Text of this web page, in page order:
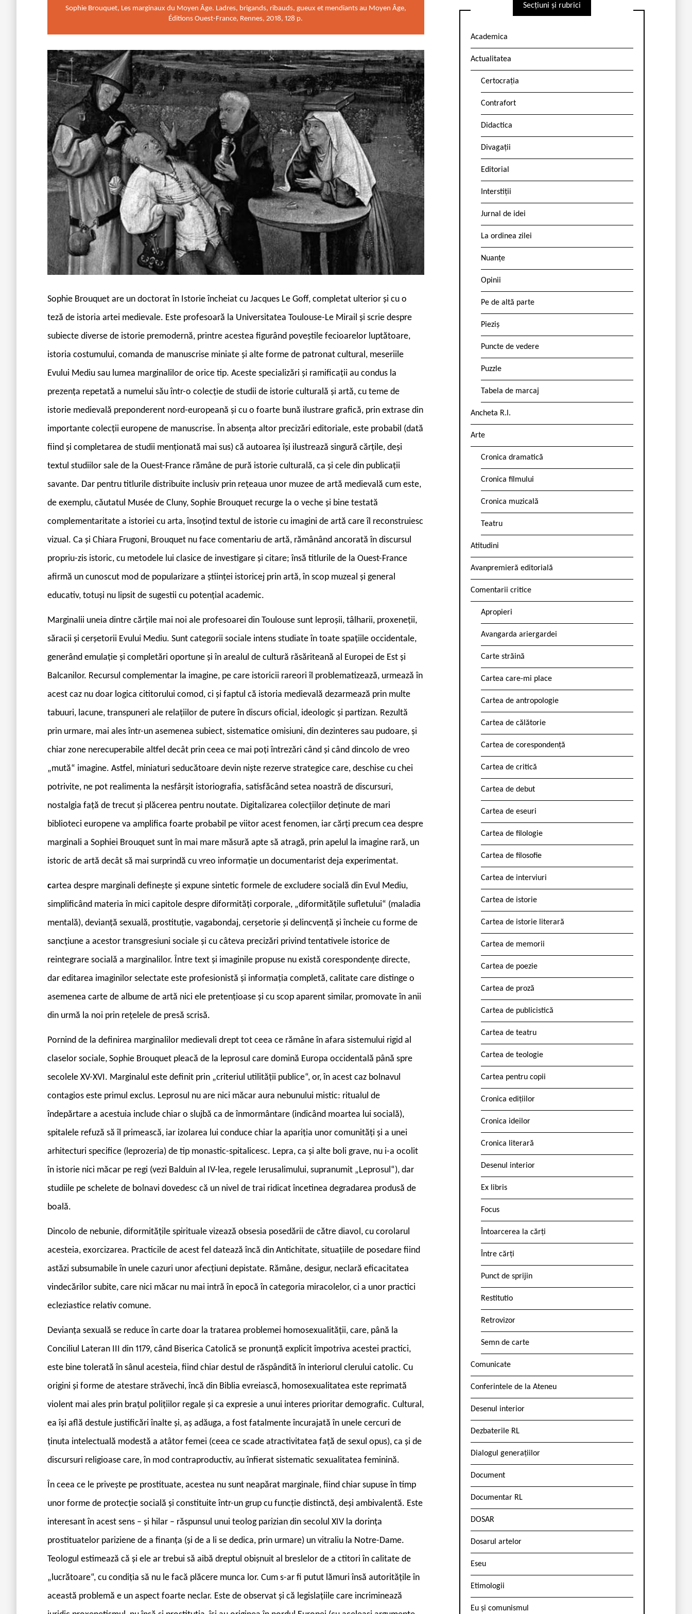
Sophie Brouquet, Les marginaux du Moyen Âge. Ladres, brigands, ribauds, gueux et mendiants au Moyen Âge,
Éditions Ouest-France, Rennes, 2018, 128 p.
Sophie Brouquet are un doctorat în Istorie încheiat cu Jacques Le Goff, completat ulterior și cu o
teză de istoria artei medievale. Este profesoară la Universitatea Toulouse-Le Mirail și scrie despre
subiecte diverse de istorie premodernă, printre acestea figurând poveștile fecioarelor luptătoare,
istoria costumului, comanda de manuscrise miniate și alte forme de patronat cultural, meseriile
Evului Mediu sau lumea marginalilor de orice tip. Aceste specializări și ramificații au condus la
prezența repetată a numelui său într-o colecție de studii de istorie culturală și artă, cu teme de
istorie medievală preponderent nord-europeană și cu o foarte bună ilustrare grafică, prin extrase din
importante colecții europene de manuscrise. În absența altor precizări editoriale, este probabil (dată
fiind și completarea de studii menționată mai sus) că autoarea își ilustrează singură cărțile, deși
textul studiilor sale de la Ouest-France rămâne de pură istorie culturală, ca și cele din publicații
savante. Dar pentru titlurile distribuite inclusiv prin rețeaua unor muzee de artă medievală cum este,
de exemplu, căutatul Musée de Cluny, Sophie Brouquet recurge la o veche și bine testată
complementaritate a istoriei cu arta, însoțind textul de istorie cu imagini de artă care îl reconstruiesc
vizual. Ca și Chiara Frugoni, Brouquet nu face comentariu de artă, rămânând ancorată în discursul
propriu-zis istoric, cu metodele lui clasice de investigare și citare; însă titlurile de la Ouest-France
afirmă un cunoscut mod de popularizare a științei istoricej prin artă, în scop muzeal și general
educativ, totuși nu lipsit de sugestii cu potențial academic.
Marginalii uneia dintre cărțile mai noi ale profesoarei din Toulouse sunt leproșii, tâlharii, proxeneții,
săracii și cerșetorii Evului Mediu. Sunt categorii sociale intens studiate în toate spațiile occidentale,
generând emulație și completări oportune și în arealul de cultură răsăriteană al Europei de Est și
Balcanilor. Recursul complementar la imagine, pe care istoricii rareori îl problematizează, urmează în
acest caz nu doar logica cititorului comod, ci și faptul că istoria medievală dezarmează prin multe
tabuuri, lacune, transpuneri ale relațiilor de putere în discurs oficial, ideologic și partizan. Rezultă
prin urmare, mai ales într-un asemenea subiect, sistematice omisiuni, din dezinteres sau pudoare, și
chiar zone nerecuperabile altfel decât prin ceea ce mai poți întrezări când și când dincolo de vreo
„mută“ imagine. Astfel, miniaturi seducătoare devin niște rezerve strategice care, deschise cu chei
potrivite, ne pot realimenta la nesfârșit istoriografia, satisfăcând setea noastră de discursuri,
nostalgia față de trecut și plăcerea pentru noutate. Digitalizarea colecțiilor deținute de mari
biblioteci europene va amplifica foarte probabil pe viitor acest fenomen, iar cărți precum cea despre
marginali a Sophiei Brouquet sunt în mai mare măsură apte să atragă, prin apelul la imagine rară, un
istoric de artă decât să mai surprindă cu vreo informație un documentarist deja experimentat.
cartea despre marginali definește și expune sintetic formele de excludere socială din Evul Mediu,
simplificând materia în mici capitole despre diformități corporale, „diformitățile sufletului“ (maladia
mentală), devianță sexuală, prostituție, vagabondaj, cerșetorie și delincvență și încheie cu forme de
sancțiune a acestor transgresiuni sociale și cu câteva precizări privind tentativele istorice de
reintegrare socială a marginalilor. Între text și imaginile propuse nu există corespondențe directe,
dar editarea imaginilor selectate este profesionistă și informația completă, calitate care distinge o
asemenea carte de albume de artă nici ele pretențioase și cu scop aparent similar, promovate în anii
din urmă la noi prin rețelele de presă scrisă.
Pornind de la definirea marginalilor medievali drept tot ceea ce rămâne în afara sistemului rigid al
claselor sociale, Sophie Brouquet pleacă de la leprosul care domină Europa occidentală până spre
secolele XV-XVI. Marginalul este definit prin „criteriul utilității publice“, or, în acest caz bolnavul
contagios este primul exclus. Leprosul nu are nici măcar aura nebunului mistic: ritualul de
îndepărtare a acestuia include chiar o slujbă ca de înmormântare (indicând moartea lui socială),
spitalele refuză să îl primească, iar izolarea lui conduce chiar la apariția unor comunități și a unei
arhitecturi specifice (leprozeria) de tip monastic-spitalicesc. Lepra, ca și alte boli grave, nu i-a ocolit
în istorie nici măcar pe regi (vezi Balduin al IV-lea, regele Ierusalimului, supranumit „Leprosul“), dar
studiile pe schelete de bolnavi dovedesc că un nivel de trai ridicat încetinea degradarea produsă de
boală.
Dincolo de nebunie, diformitățile spirituale vizează obsesia posedării de către diavol, cu corolarul
acesteia, exorcizarea. Practicile de acest fel datează încă din Antichitate, situațiile de posedare fiind
astăzi subsumabile în unele cazuri unor afecțiuni depistate. Rămâne, desigur, neclară eficacitatea
vindecărilor subite, care nici măcar nu mai intră în epocă în categoria miracolelor, ci a unor practici
ecleziastice relativ comune.
Devianța sexuală se reduce în carte doar la tratarea problemei homosexualității, care, până la
Conciliul Lateran III din 1179, când Biserica Catolică se pronunță explicit împotriva acestei practici,
este bine tolerată în sânul acesteia, fiind chiar destul de răspândită în interiorul clerului catolic. Cu
origini și forme de atestare străvechi, încă din Biblia evreiască, homosexualitatea este reprimată
violent mai ales prin brațul polițiilor regale și ca expresie a unui interes prioritar demografic. Cultural,
ea își află destule justificări înalte și, aș adăuga, a fost fatalmente încurajată în unele cercuri de
ținuta intelectuală modestă a atâtor femei (ceea ce scade atractivitatea față de sexul opus), ca și de
discursuri religioase care, în mod contraproductiv, au înfierat sistematic sexualitatea feminină.
În ceea ce le privește pe prostituate, acestea nu sunt neapărat marginale, fiind chiar supuse în timp
unor forme de protecție socială și constituite într-un grup cu funcție distinctă, deși ambivalentă. Este
interesant în acest sens – și hilar – răspunsul unui teolog parizian din secolul XIV la dorința
prostituatelor pariziene de a finanța (și de a li se dedica, prin urmare) un vitraliu la Notre-Dame.
Teologul estimează că și ele ar trebui să aibă dreptul obișnuit al breslelor de a ctitori în calitate de
„lucrătoare“, cu condiția să nu le facă plăcere munca lor. Cum s-ar fi putut lămuri însă autoritățile în
această problemă e un aspect foarte neclar. Este de observat și că legislațiile care incriminează
Secțiuni și rubrici
Academica
Actualitatea
Certocrația
Contrafort
Didactica
Divagații
Editorial
Interstiții
Jurnal de idei
La ordinea zilei
Nuanțe
Opinii
Pe de altă parte
Pieziș
Puncte de vedere
Puzzle
Tabela de marcaj
Ancheta R.l.
Arte
Cronica dramatică
Cronica filmului
Cronica muzicală
Teatru
Atitudini
Avanpremieră editorială
Comentarii critice
Apropieri
Avangarda ariergardei
Carte străină
Cartea care-mi place
Cartea de antropologie
Cartea de călătorie
Cartea de corespondență
Cartea de critică
Cartea de debut
Cartea de eseuri
Cartea de filologie
Cartea de filosofie
Cartea de interviuri
Cartea de istorie
Cartea de istorie literară
Cartea de memorii
Cartea de poezie
Cartea de proză
Cartea de publicistică
Cartea de teatru
Cartea de teologie
Cartea pentru copii
Cronica edițiilor
Cronica ideilor
Cronica literară
Desenul interior
Ex libris
Focus
Întoarcerea la cărți
Între cărți
Punct de sprijin
Restitutio
Retrovizor
Semn de carte
Comunicate
Conferintele de la Ateneu
Desenul interior
Dezbaterile RL
Dialogul generațiilor
Document
Documentar RL
DOSAR
Dosarul artelor
Eseu
Etimologii
Eu și comunismul